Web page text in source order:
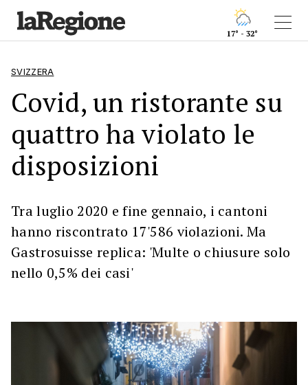
17° - 32°
SVIZZERA
Covid, un ristorante su
quattro ha violato le
disposizioni
Tra luglio 2020 e fine gennaio, i cantoni
hanno riscontrato 17'586 violazioni. Ma
Gastrosuisse replica: 'Multe o chiusure solo
nello 0,5% dei casi'